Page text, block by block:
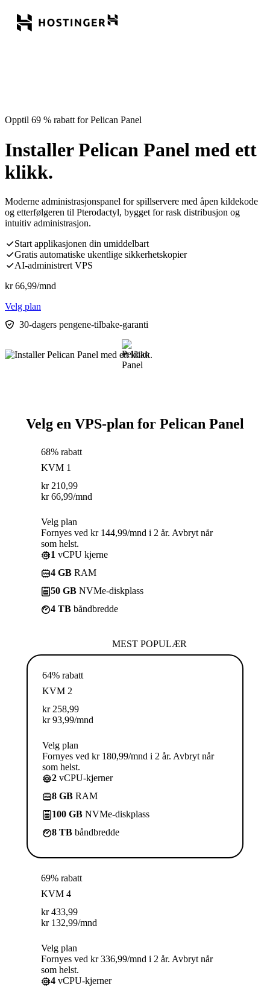
Opptil 69 % rabatt for Pelican Panel
Installer Pelican Panel med ett
klikk.
Moderne administrasjonspanel for spillservere med åpen kildekode
og etterfølgeren til Pterodactyl, bygget for rask distribusjon og
intuitiv administrasjon.
Start applikasjonen din umiddelbart
Gratis automatiske ukentlige sikkerhetskopier
AI-administrert VPS
kr 66,99/mnd
Velg plan
30-dagers pengene-tilbake-garanti
Velg en VPS-plan for Pelican Panel
68% rabatt
KVM 1
kr 210,99
kr 66,99/mnd
Velg plan
Fornyes ved kr 144,99/mnd i 2 år. Avbryt når
som helst.
1 vCPU kjerne
4 GB RAM
50 GB NVMe-diskplass
4 TB båndbredde
MEST POPULÆR
64% rabatt
KVM 2
kr 258,99
kr 93,99/mnd
Velg plan
Fornyes ved kr 180,99/mnd i 2 år. Avbryt når
som helst.
2 vCPU-kjerner
8 GB RAM
100 GB NVMe-diskplass
8 TB båndbredde
69% rabatt
KVM 4
kr 433,99
kr 132,99/mnd
Velg plan
Fornyes ved kr 336,99/mnd i 2 år. Avbryt når
som helst.
4 vCPU-kjerner